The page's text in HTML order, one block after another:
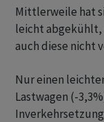
Mittlerweile hat
leicht abgekühlt,
auch diese nicht
Nur einen
Lastwagen (-